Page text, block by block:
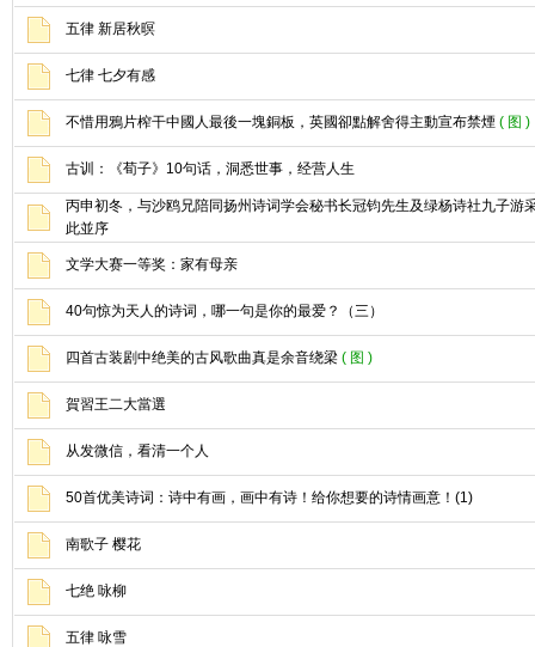
五律 新居秋暝
七律 七夕有感
不惜用鴉片榨干中國人最後一塊銅板，英國卻點解舍得主動宣布禁煙 ( 图 )
古训：《荀子》10句话，洞悉世事，经营人生
丙申初冬，与沙鸥兄陪同扬州诗词学会秘书长冠钧先生及绿杨诗社九子游
此並序
文学大赛一等奖：家有母亲
40句惊为天人的诗词，哪一句是你的最爱？（三）
四首古装剧中绝美的古风歌曲真是余音绕梁 ( 图 )
賀習王二大當選
从发微信，看清一个人
50首优美诗词：诗中有画，画中有诗！给你想要的诗情画意！(1)
南歌子 樱花
七绝 咏柳
五律 咏雪